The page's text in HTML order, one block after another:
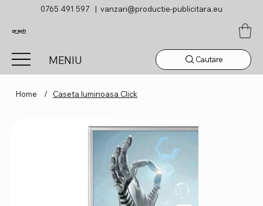
0765 491 597 | vanzari@productie-publicitara.eu
graph
MENIU Cautare
Home / Caseta luminoasa Click